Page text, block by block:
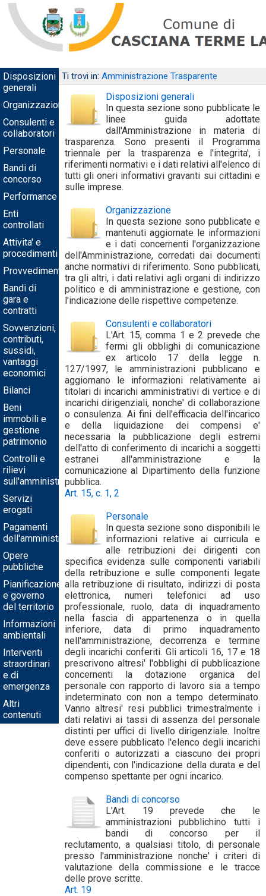
Disposizioni
generali
Organizzazione
Consulenti e
collaboratori
Personale
Bandi di
concorso
Performance
Enti
controllati
Attivita' e
procedimenti
Provvedimenti
Bandi di
gara e
contratti
Sovvenzioni,
contributi,
sussidi,
vantaggi
economici
Bilanci
Beni
immobili e
gestione
patrimonio
Controlli e
rilievi
sull'amministrazione
Servizi
erogati
Pagamenti
dell'amministrazione
Opere
pubbliche
Pianificazione
e governo
del territorio
Informazioni
ambientali
Interventi
straordinari
e di
emergenza
Altri
contenuti
Ti trovi in: Amministrazione Trasparente
Disposizioni generali
In questa sezione sono pubblicate le
linee guida adottate
dall'Amministrazione in materia di
trasparenza. Sono presenti il Programma
triennale per la trasparenza e l'integrita', i
riferimenti normativi e i dati relativi all'elenco di
tutti gli oneri informativi gravanti sui cittadini e
sulle imprese.
Organizzazione
In questa sezione sono pubblicate e
mantenuti aggiornate le informazioni
e i dati concernenti l'organizzazione
dell'Amministrazione, corredati dai documenti
anche normativi di riferimento. Sono pubblicati,
tra gli altri, i dati relativi agli organi di indirizzo
politico e di amministrazione e gestione, con
l'indicazione delle rispettive competenze.
Consulenti e collaboratori
L'Art. 15, comma 1 e 2 prevede che
fermi gli obblighi di comunicazione
ex articolo 17 della legge n.
127/1997, le amministrazioni pubblicano e
aggiornano le informazioni relativamente ai
titolari di incarichi amministrativi di vertice e di
incarichi dirigenziali, nonche' di collaborazione
o consulenza. Ai fini dell'efficacia dell'incarico
e della liquidazione dei compensi e'
necessaria la pubblicazione degli estremi
dell'atto di conferimento di incarichi a soggetti
estranei all'amministrazione e la
comunicazione al Dipartimento della funzione
pubblica.
Art. 15, c. 1, 2
Personale
In questa sezione sono disponibili le
informazioni relative ai curricula e
alle retribuzioni dei dirigenti con
specifica evidenza sulle componenti variabili
della retribuzione e sulle componenti legate
alla retribuzione di risultato, indirizzi di posta
elettronica, numeri telefonici ad uso
professionale, ruolo, data di inquadramento
nella fascia di appartenenza o in quella
inferiore, data di primo inquadramento
nell'amministrazione, decorrenza e termine
degli incarichi conferiti. Gli articoli 16, 17 e 18
prescrivono altresi' l'obblighi di pubblicazione
concernenti la dotazione organica del
personale con rapporto di lavoro sia a tempo
indeterminato con non a tempo determinato.
Vanno altresi' resi pubblici trimestralmente i
dati relativi ai tassi di assenza del personale
distinti per uffici di livello dirigenziale. Inoltre
deve essere pubblicato l'elenco degli incarichi
conferiti o autorizzati a ciascuno dei propri
dipendenti, con l'indicazione della durata e del
compenso spettante per ogni incarico.
Bandi di concorso
L'Art. 19 prevede che le
amministrazioni pubblichino tutti i
bandi di concorso per il
reclutamento, a qualsiasi titolo, di personale
presso l'amministrazione nonche' i criteri di
valutazione della commissione e le tracce
delle prove scritte.
Art. 19